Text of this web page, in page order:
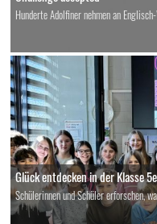
Hunderte Adolfiner nehmen an
Glück entdecken in der Klasse 5e
Schülerinnen und Schüler erforschen,